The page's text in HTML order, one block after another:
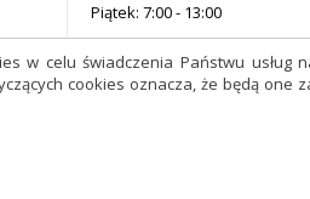
w celu świadczenia Państwu
cookies oznacza, że będą
Piątek: 7:00 - 13:00